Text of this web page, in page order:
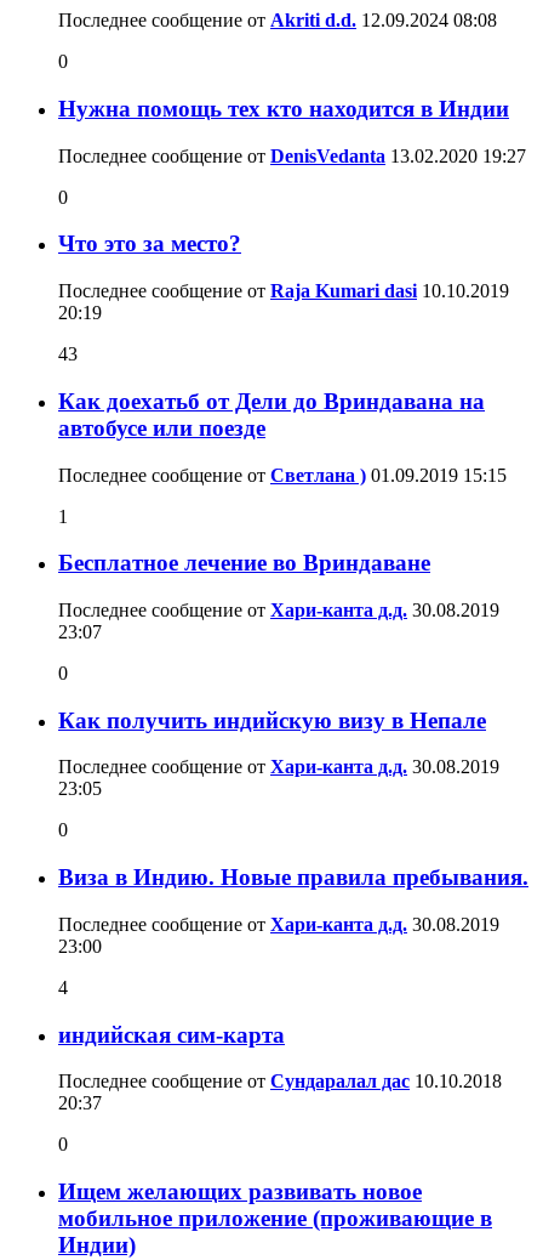
Последнее сообщение от Akriti d.d. 12.09.2024 08:08
0
Нужна помощь тех кто находится в Индии
Последнее сообщение от DenisVedanta 13.02.2020 19:27
0
Что это за место?
Последнее сообщение от Raja Kumari dasi 10.10.2019
20:19
43
Как доехатьб от Дели до Вриндавана на
автобусе или поезде
Последнее сообщение от Светлана ) 01.09.2019 15:15
1
Бесплатное лечение во Вриндаване
Последнее сообщение от Хари-канта д.д. 30.08.2019
23:07
0
Как получить индийскую визу в Непале
Последнее сообщение от Хари-канта д.д. 30.08.2019
23:05
0
Виза в Индию. Новые правила пребывания.
Последнее сообщение от Хари-канта д.д. 30.08.2019
23:00
4
индийская сим-карта
Последнее сообщение от Сундаралал дас 10.10.2018
20:37
0
Ищем желающих развивать новое
мобильное приложение (проживающие в
Индии)